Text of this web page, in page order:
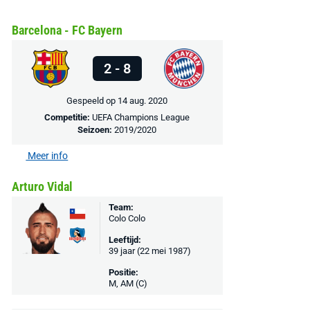
Barcelona - FC Bayern
2 - 8
Gespeeld op 14 aug. 2020
Competitie:UEFA Champions League
Seizoen:2019/2020
Meer info
Arturo Vidal
Team:
Colo Colo
Leeftijd:
39 jaar (22 mei 1987)
Positie:
M, AM (C)